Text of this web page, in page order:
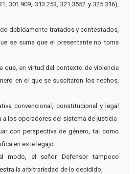
301:909, 313:253, 321:3552 y 325:316),
debidamente tratados y contestados,
se suma que el presentante no toma
que, en virtud del contexto de violencia
en el que se suscitaron los hechos,
convencional, constitucional y legal
a los operadores del sistema de justicia
con perspectiva de género, tal como
en este legajo.
modo, el señor Defensor tampoco
la arbitrariedad de lo decidido,